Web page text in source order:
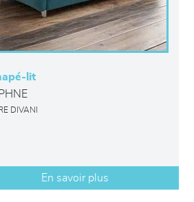
lit
DIVANI
En savoir plus